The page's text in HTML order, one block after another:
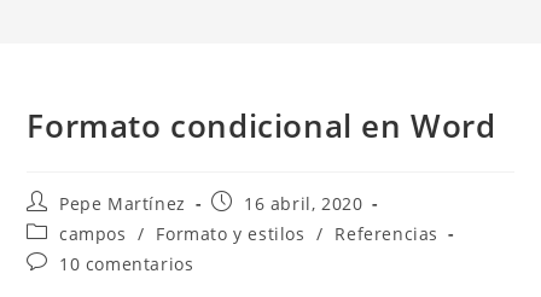
Formato condicional en Word
Autor
de
la
entrada:
Pepe Martínez
Publicación
de
la
16 abril, 2020
Categoría
de
la
campos / Formato y estilos / Referencias
Comentarios
10 comentarios